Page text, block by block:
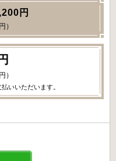
円
）
）
いいただいます。